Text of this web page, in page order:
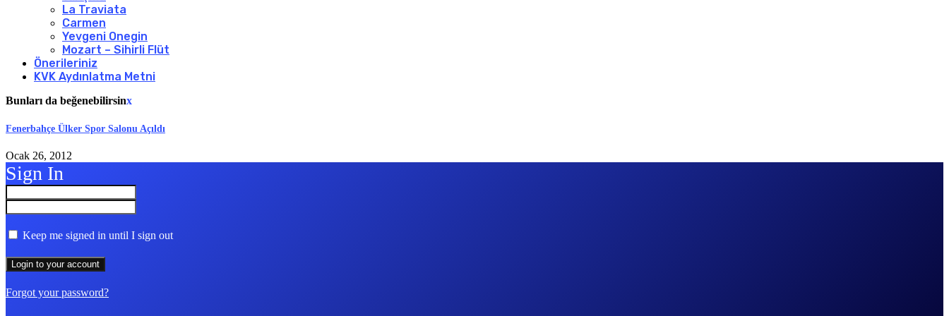
La Traviata
Carmen
Yevgeni Onegin
Mozart – Sihirli Flüt
Önerileriniz
KVK Aydınlatma Metni
Bunları da beğenebilirsinx
Fenerbahçe Ülker Spor Salonu Açıldı
Ocak 26, 2012
Sign In
Keep me signed in until I sign out
Forgot your password?